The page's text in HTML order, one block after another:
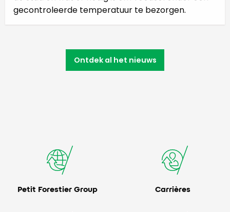
gecontroleerde temperatuur te bezorgen.
Ontdek al het nieuws
Petit Forestier Group Carrières